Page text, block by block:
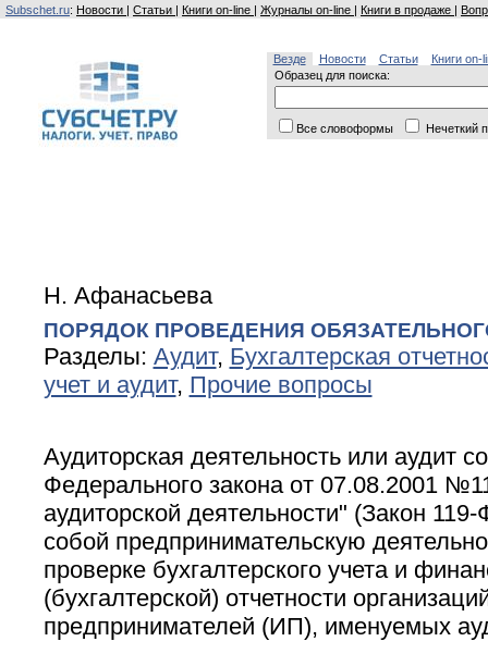
Subschet.ru: Новости | Статьи | Книги on-line | Журналы on-line | Книги в продаже |
Везде Новости Статьи
Книги on-
Образец для поиска:
Все словоформы Нечеткий
Н. Афанасьева
ПОРЯДОК ПРОВЕДЕНИЯ
Разделы: Аудит, Бухгалтерская
учет и аудит, Прочие вопросы
Аудиторская деятельность или аудит
Федерального закона от 07.08.2001
аудиторской деятельности" (Закон
собой предпринимательскую
проверке бухгалтерского учета и
(бухгалтерской) отчетности
предпринимателей (ИП), именуемых